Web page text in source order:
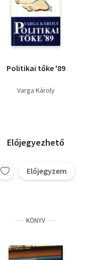
Politikai tőke '89
Varga Károly
Előjegyezhető
Előjegyzem
KÖNYV